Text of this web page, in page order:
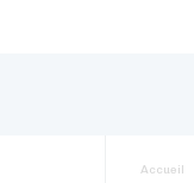
Accueil